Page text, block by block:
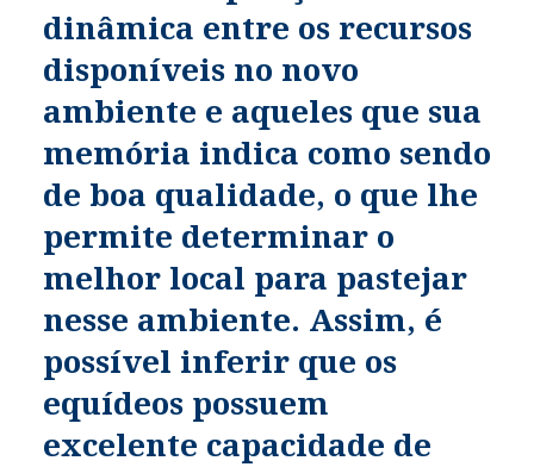
dinâmica entre os recursos
disponíveis no novo
ambiente e aqueles que sua
memória indica como sendo
de boa qualidade, o que lhe
permite determinar o
melhor local para pastejar
nesse ambiente. Assim, é
possível inferir que os
equídeos possuem
excelente capacidade de